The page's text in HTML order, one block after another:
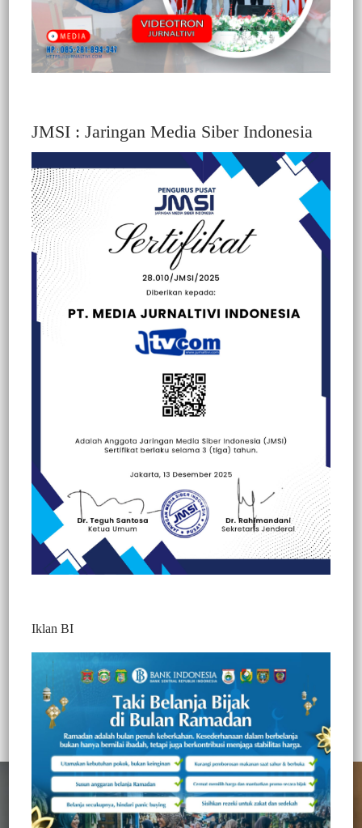
BERITA VIDEO : KETUA DPRD TORUT
BANTAH BERITA TAK BERETIKA
SAAT PARIPURNA
Redaksi Jurnaltivi
0 Min Baca
Jumat, 14 Mei 2021
330
JMSI : Jaringan Media Siber Indonesia
Iklan BI